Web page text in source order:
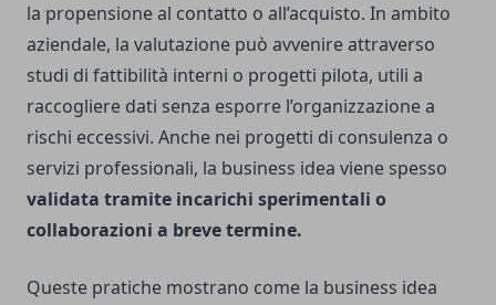
la propensione al contatto o all’acquisto. In ambito
aziendale, la valutazione può avvenire attraverso
studi di fattibilità interni o progetti pilota, utili a
raccogliere dati senza esporre l’organizzazione a
rischi eccessivi. Anche nei progetti di consulenza o
servizi professionali, la business idea viene spesso
validata tramite incarichi sperimentali o
collaborazioni a breve termine.
Queste pratiche mostrano come la business idea